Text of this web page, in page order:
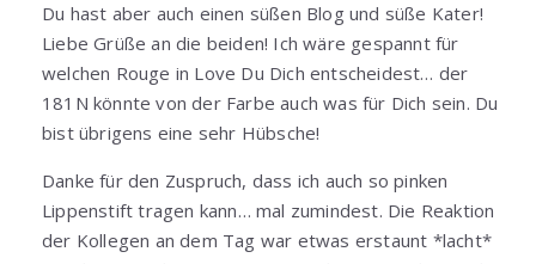
Du hast aber auch einen süßen Blog und süße Kater!
Liebe Grüße an die beiden! Ich wäre gespannt für
welchen Rouge in Love Du Dich entscheidest… der
181N könnte von der Farbe auch was für Dich sein. Du
bist übrigens eine sehr Hübsche!
Danke für den Zuspruch, dass ich auch so pinken
Lippenstift tragen kann… mal zumindest. Die Reaktion
der Kollegen an dem Tag war etwas erstaunt *lacht*